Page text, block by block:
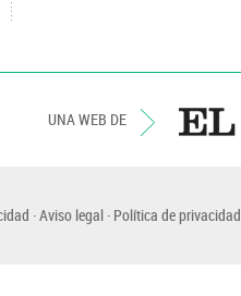
UNA WEB DE
Aviso legal Política de privacidad